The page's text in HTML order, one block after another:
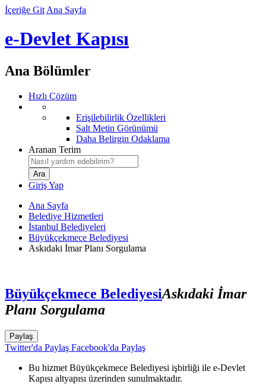
İçeriğe Git Ana Sayfa
e-Devlet Kapısı
Ana Bölümler
Hızlı Çözüm
Erişilebilirlik Özellikleri
Salt Metin Görünümü
Daha Belirgin Odaklama
Aranan Terim
Giriş Yap
Ana Sayfa
Belediye Hizmetleri
İstanbul Belediyeleri
Büyükçekmece Belediyesi
Askıdaki İmar Planı Sorgulama
Büyükçekmece BelediyesiAskıdaki İmar
Planı Sorgulama
Paylaş
Twitter'da Paylaş Facebook'da Paylaş
Bu hizmet Büyükçekmece Belediyesi işbirliği ile e-Devlet
Kapısı altyapısı üzerinden sunulmaktadır.